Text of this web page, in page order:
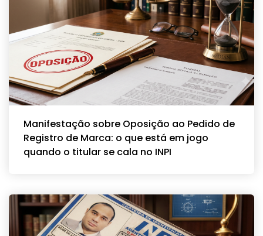
Manifestação sobre Oposição ao Pedido de
Registro de Marca: o que está em jogo
quando o titular se cala no INPI